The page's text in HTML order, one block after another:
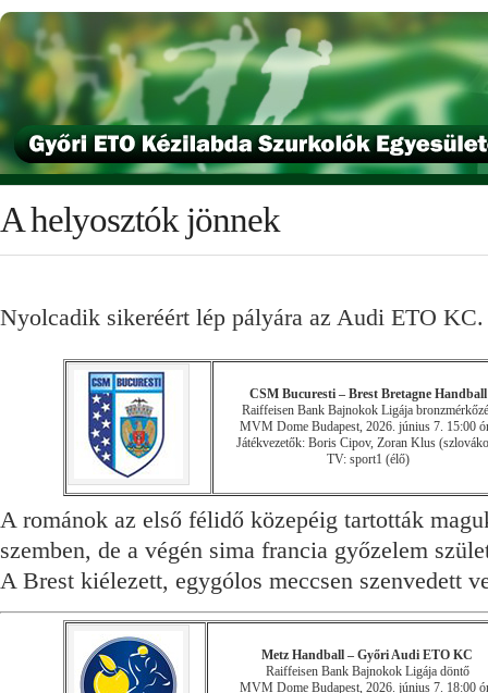
A helyosztók jönnek
Nyolcadik sikeréért lép pályára az Audi ETO
CSM Bucuresti – Brest Bretagne Handball
Raiffeisen Bank Bajnokok Ligája
MVM Dome Budapest, 2026. június 7. 15:00
Játékvezetők: Boris Cipov, Zoran Klus
TV: sport1 (élő)
A románok az első félidő közepéig tartották
szemben, de a végén sima francia győzelem
A Brest kiélezett, egygólos meccsen szenvedett
Metz Handball – Győri Audi ETO KC
Raiffeisen Bank Bajnokok Ligája döntő
MVM Dome Budapest, 2026. június 7. 18:00